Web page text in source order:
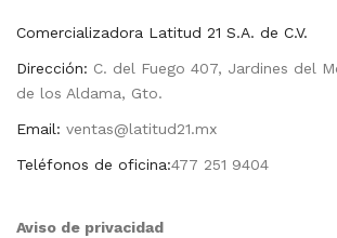
Comercializadora Latitud 21 S.A. de C.V.
Dirección: C. del Fuego 407, Jardines del
de los Aldama, Gto.
Email: ventas@latitud21.mx
Teléfonos de oficina:477 251 9404
Aviso de privacidad